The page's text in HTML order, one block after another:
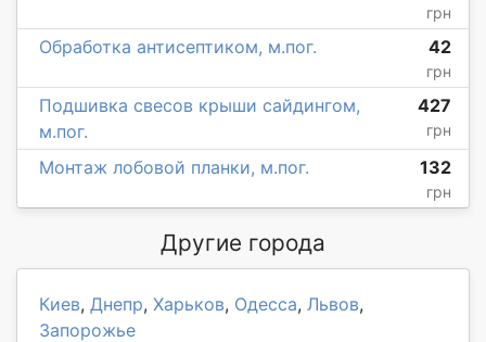
грн
Обработка антисептиком, м.пог. 42
грн
Подшивка свесов крыши сайдингом,
м.пог.
427
грн
Монтаж лобовой планки, м.пог. 132
грн
Другие города
Киев, Днепр, Харьков, Одесса, Львов,
Запорожье